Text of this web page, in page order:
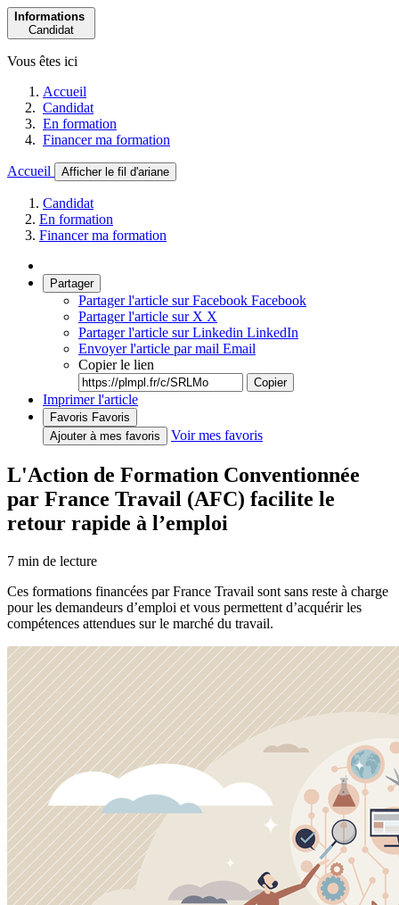
Informations
Candidat
Vous êtes ici
Accueil
Candidat
En formation
Financer ma formation
Accueil Afficher le fil d'ariane
Candidat
En formation
Financer ma formation
Partager
Partager l'article sur Facebook Facebook
Partager l'article sur X X
Partager l'article sur Linkedin LinkedIn
Envoyer l'article par mail Email
Copier le lien
Copier
Imprimer l'article
Favoris Favoris
Ajouter à mes favoris
Voir mes favoris
L'Action de Formation Conventionnée
par France Travail (AFC) facilite le
retour rapide à l’emploi
7 min de lecture
Ces formations financées par France Travail sont sans reste à charge
pour les demandeurs d’emploi et vous permettent d’acquérir les
compétences attendues sur le marché du travail.